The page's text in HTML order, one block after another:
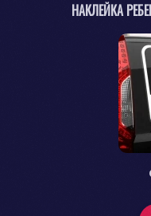
НАКЛЕЙКА